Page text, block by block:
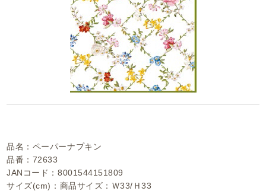
品名：ペーパーナプキン
品番：72633
JANコード：8001544151809
サイズ(cm)：商品サイズ：Ｗ33/Ｈ33